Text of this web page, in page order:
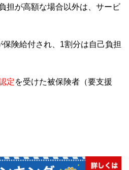
担が高額な場合以外は、サービ
険給付され、1割分は自己負担
定を受けた被保険者（要支援